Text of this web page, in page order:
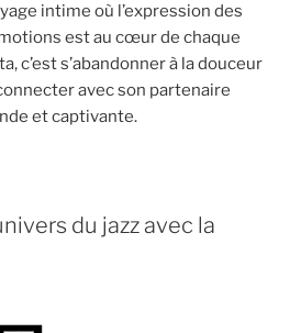
intime où l’expression des
est au cœur de chaque
c’est s’abandonner à la douceur
avec son partenaire
et captivante.
du jazz avec la